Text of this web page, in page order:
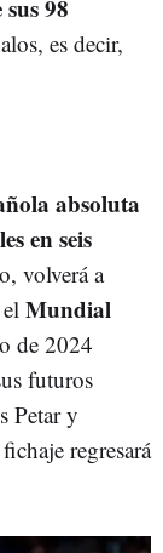
98
es decir,
absoluta
en seis
volverá a
Mundial
de 2024
futuros
Petar y
regresará